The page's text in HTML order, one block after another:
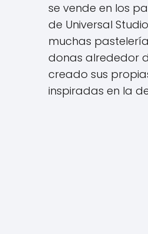
se vende en los
de Universal
muchas
donas alrededor
creado sus
inspiradas en la